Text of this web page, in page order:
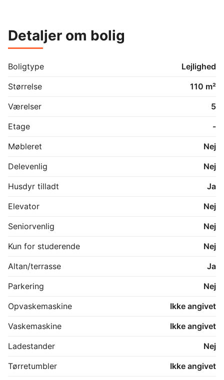
Detaljer om bolig
Boligtype
Lejlighed
Størrelse
110 m²
Værelser
5
Etage
-
Møbleret
Nej
Delevenlig
Nej
Husdyr tilladt
Ja
Elevator
Nej
Seniorvenlig
Nej
Kun for studerende
Nej
Altan/terrasse
Ja
Parkering
Nej
Opvaskemaskine
Ikke angivet
Vaskemaskine
Ikke angivet
Ladestander
Nej
Tørretumbler
Ikke angivet